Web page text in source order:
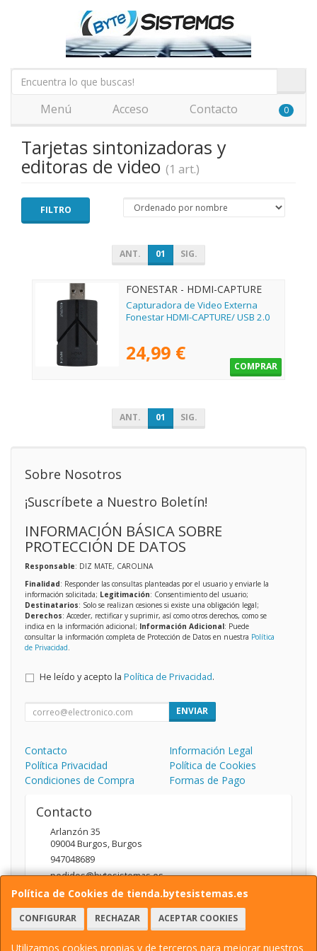
Menú Acceso Contacto 0
Tarjetas sintonizadoras y
editoras de video (1 art.)
FILTRO
ANT. 01 SIG.
FONESTAR - HDMI-CAPTURE
Capturadora de Video Externa
Fonestar HDMI-CAPTURE/ USB 2.0
24,99 €
COMPRAR
ANT. 01 SIG.
Política de Cookies de tienda.bytesistemas.es
CONFIGURAR RECHAZAR ACEPTAR COOKIES
Utilizamos cookies propias y de terceros para mejorar nuestros
Sobre Nosotros
¡Suscríbete a Nuestro Boletín!
INFORMACIÓN BÁSICA SOBRE
PROTECCIÓN DE DATOS
Responsable: DIZ MATE, CAROLINA
Finalidad: Responder las consultas planteadas por el usuario y enviarle la
información solicitada; Legitimación: Consentimiento del usuario;
Destinatarios: Solo se realizan cesiones si existe una obligación legal;
Derechos: Acceder, rectificar y suprimir, así como otros derechos, como se
indica en la información adicional; Información Adicional: Puede
consultar la información completa de Protección de Datos en nuestra Política
de Privacidad.
He leído y acepto la Política de Privacidad.
ENVIAR
Contacto
Información Legal
Política Privacidad
Política de Cookies
Condiciones de Compra
Formas de Pago
Contacto
Arlanzón 35
09004Burgos,Burgos
947048689
pedidos@bytesistemas.es
Horario
10.00 - 14.00 / 17.00 - 20.00